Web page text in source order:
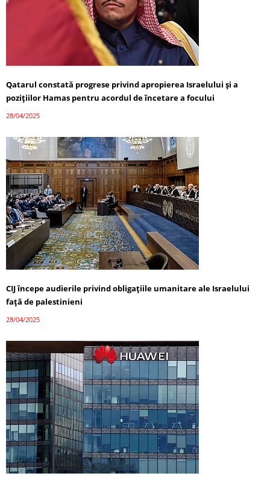
Qatarul constată progrese privind apropierea Israelului și a
pozițiilor Hamas pentru acordul de încetare a focului
28/04/2025
CIJ începe audierile privind obligațiile umanitare ale Israelului
față de palestinieni
28/04/2025